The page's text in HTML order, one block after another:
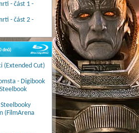
- část 1 -
- část 2 -
dnů)
(Extended Cut)
- Digibook
(FilmArena